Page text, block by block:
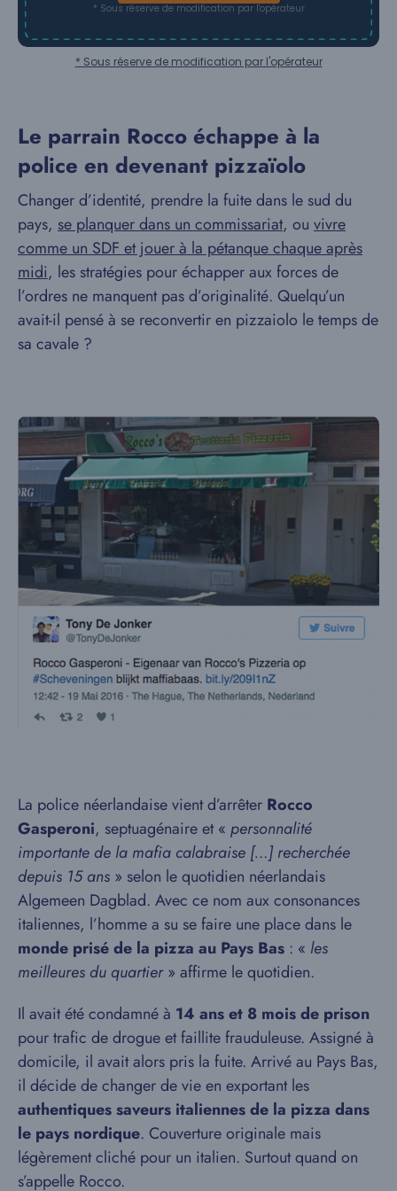
* Sous réserve de modification par l'opérateur
* Sous réserve de modification par l'opérateur
Le parrain Rocco échappe à la
police en devenant pizzaïolo
Changer d’identité, prendre la fuite dans le sud du
pays, se planquer dans un commissariat, ou vivre
comme un SDF et jouer à la pétanque chaque après
midi, les stratégies pour échapper aux forces de
l’ordres ne manquent pas d’originalité. Quelqu’un
avait-il pensé à se reconvertir en pizzaiolo le temps de
sa cavale ?
La police néerlandaise vient d’arrêter Rocco
Gasperoni, septuagénaire et « personnalité
importante de la mafia calabraise […] recherchée
depuis 15 ans » selon le quotidien néerlandais
Algemeen Dagblad. Avec ce nom aux consonances
italiennes, l’homme a su se faire une place dans le
monde prisé de la pizza au Pays Bas : « les
meilleures du quartier» affirme le quotidien.
Il avait été condamné à 14 ans et 8 mois de prison
pour trafic de drogue et faillite frauduleuse. Assigné à
domicile, il avait alors pris la fuite. Arrivé au Pays Bas,
il décide de changer de vie en exportant les
authentiques saveurs italiennes de la pizza dans
le pays nordique. Couverture originale mais
légèrement cliché pour un italien. Surtout quand on
s’appelle Rocco.